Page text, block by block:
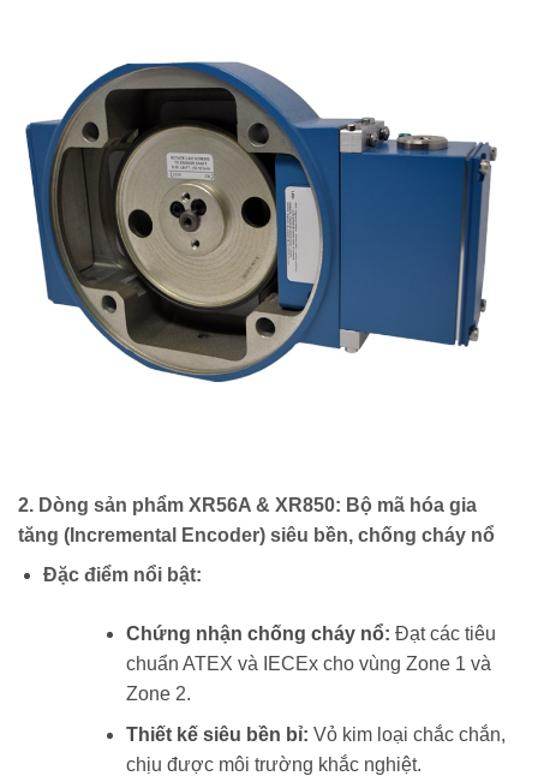
2. Dòng sản phẩm XR56A & XR850: Bộ mã hóa gia
tăng (Incremental Encoder) siêu bền, chống cháy nổ
Đặc điểm nổi bật:
Chứng nhận chống cháy nổ: Đạt các tiêu
chuẩn ATEX và IECEx cho vùng Zone 1 và
Zone 2.
Thiết kế siêu bền bỉ: Vỏ kim loại chắc chắn,
chịu được môi trường khắc nghiệt.